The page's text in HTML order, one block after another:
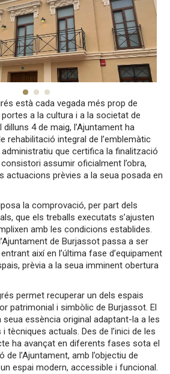
està cada vegada més prop de
a la cultura i a la societat de
4 de maig, l’Ajuntament ha
rehabilitació integral de l’emblemàtic
que certifica la finalització
assumir oficialment l’obra,
actuacions prèvies a la seua posada en
la comprovació, per part dels
que els treballs executats s’ajusten
amb les condicions establides.
de Burjassot passa a ser
així en l’última fase d’equipament
prèvia a la seua imminent obertura
permet recuperar un dels espais
patrimonial i simbòlic de Burjassot. El
essència original adaptant-la a les
tècniques actuals. Des de l’inici de les
ha avançat en diferents fases sota el
l’Ajuntament, amb l’objectiu de
espai modern, accessible i funcional.